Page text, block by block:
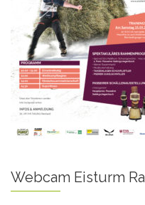
Webcam Eisturm